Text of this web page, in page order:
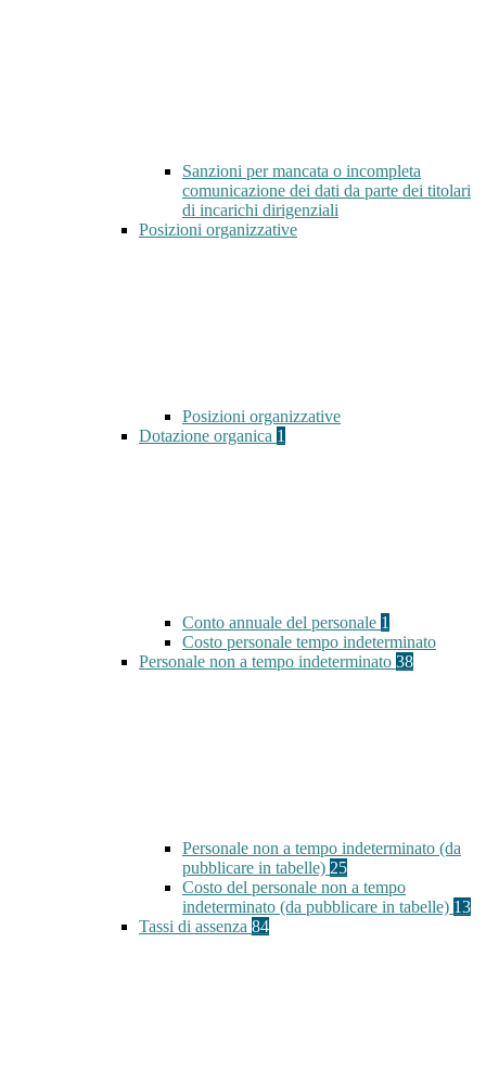
Sanzioni per mancata o incompleta
comunicazione dei dati da parte dei titolari
di incarichi dirigenziali
Posizioni organizzative
Posizioni organizzative
Dotazione organica 1
Conto annuale del personale 1
Costo personale tempo indeterminato
Personale non a tempo indeterminato 38
Personale non a tempo indeterminato (da
pubblicare in tabelle) 25
Costo del personale non a tempo
indeterminato (da pubblicare in tabelle) 13
Tassi di assenza 84